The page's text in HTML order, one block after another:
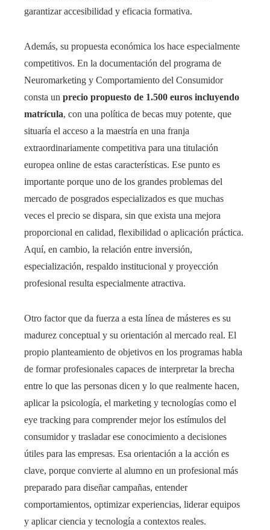
garantizar accesibilidad y eficacia formativa.
Además, su propuesta económica los hace especialmente
competitivos. En la documentación del programa de
Neuromarketing y Comportamiento del Consumidor
consta un precio propuesto de 1.500 euros incluyendo
matrícula, con una política de becas muy potente, que
situaría el acceso a la maestría en una franja
extraordinariamente competitiva para una titulación
europea online de estas características. Ese punto es
importante porque uno de los grandes problemas del
mercado de posgrados especializados es que muchas
veces el precio se dispara, sin que exista una mejora
proporcional en calidad, flexibilidad o aplicación práctica.
Aquí, en cambio, la relación entre inversión,
especialización, respaldo institucional y proyección
profesional resulta especialmente atractiva.
Otro factor que da fuerza a esta línea de másteres es su
madurez conceptual y su orientación al mercado real. El
propio planteamiento de objetivos en los programas habla
de formar profesionales capaces de interpretar la brecha
entre lo que las personas dicen y lo que realmente hacen,
aplicar la psicología, el marketing y tecnologías como el
eye tracking para comprender mejor los estímulos del
consumidor y trasladar ese conocimiento a decisiones
útiles para las empresas. Esa orientación a la acción es
clave, porque convierte al alumno en un profesional más
preparado para diseñar campañas, entender
comportamientos, optimizar experiencias, liderar equipos
y aplicar ciencia y tecnología a contextos reales.